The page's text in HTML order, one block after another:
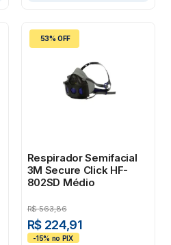
53% OFF
Respirador Semifacial
3M Secure Click HF-
802SD Médio
R$ 563,86
R$ 224,91